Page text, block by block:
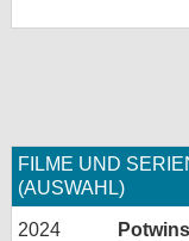
FILME UND
(AUSWAHL)
2024